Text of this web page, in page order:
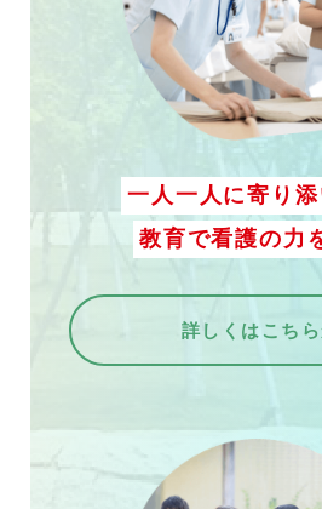
一人一人に寄り
教育で看護の力
詳しくはこち